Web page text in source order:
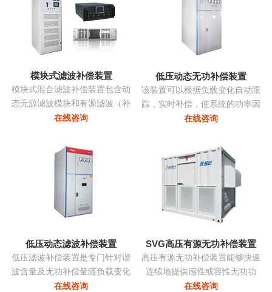
模块式滤波补偿装置
模块式混合滤波补偿装置包含动
态无源滤波模块和有源滤波（补
偿）模块两部分，共同承担无功
分和无源部分均由同一控制器控
制。无源部分包括多组单调谐支
路，主要动态调节无功并抑制特
征次谐波电流。有源滤波模块动
偿...
在线咨询
低压动态无功补偿装置
该装置可以根据负载变化自动跟
踪，实时补偿，使系统的功率因
数始终保持在最佳点，同时采用
合，组装维护极为方便且可以进
行随意的扩展，性价比非常高...
在线咨询
低压动态滤波补偿装置
低压滤波补偿装置是专门针对谐
波含量及无功补偿量随负载变化
的负载而设计，该装置根据负载
在线咨询
SVG高压有源无功补偿装置
高压有源无功补偿装置能够快速
连续地提供感性或容性无功功
率，实现考核点的恒定无功、恒
在线咨询